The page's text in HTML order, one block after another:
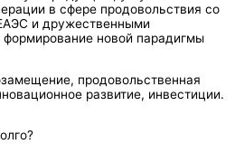
в сфере продовольствия со
и дружественными
формирование новой парадигмы
продовольственная
развитие, инвестиции.